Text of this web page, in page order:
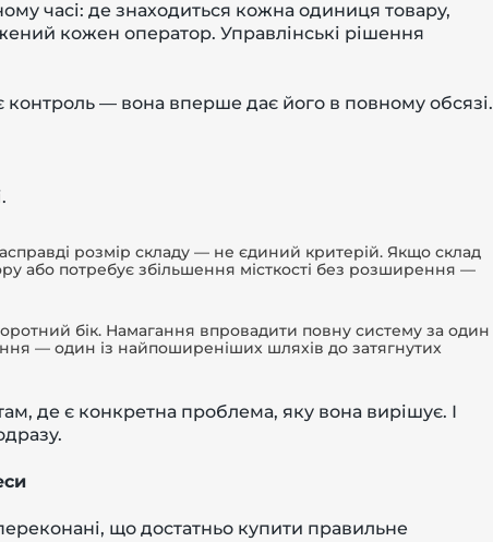
часі: де знаходиться кожна одиниця товару,
кожен оператор. Управлінські рішення
— вона вперше дає його в повному обсязі.
розмір складу — не єдиний критерій. Якщо склад
або потребує збільшення місткості без розширення —
бік. Намагання впровадити повну систему за один
— один із найпоширеніших шляхів до затягнутих
де є конкретна проблема, яку вона вирішує. І
що достатньо купити правильне